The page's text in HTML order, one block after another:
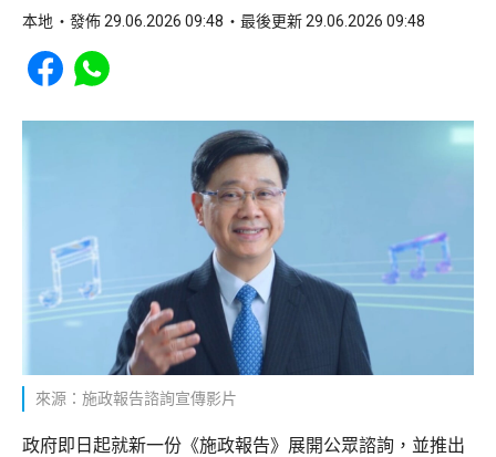
本地 發佈 29.06.2026 09:48 最後更新 29.06.2026 09:48
Share to Facebook
Share to WhatsApp
來源：施政報告諮詢宣傳影片
政府即日起就新一份《施政報告》展開公眾諮詢，並推出